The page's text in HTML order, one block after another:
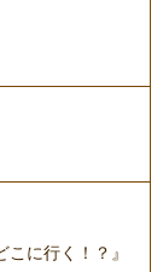
に行く！？』